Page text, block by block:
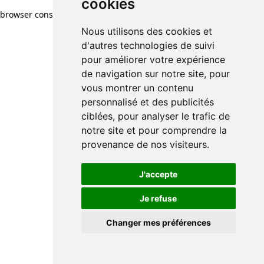
cookies
Nous utilisons des cookies et
d'autres technologies de suivi
pour améliorer votre expérience
de navigation sur notre site, pour
vous montrer un contenu
personnalisé et des publicités
ciblées, pour analyser le trafic de
notre site et pour comprendre la
provenance de nos visiteurs.
J'accepte
Je refuse
Changer mes préférences
browser console for more information)